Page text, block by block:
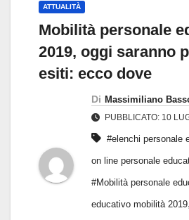
ATTUALITÀ
Mobilità personale
2019, oggi saranno
esiti: ecco dove
Di Massimiliano
PUBBLICATO: 10
#elenchi personale
on line personale
#Mobilità personale
educativo mobilità 2019,